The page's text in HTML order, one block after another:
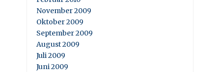
November 2009
Oktober 2009
September 2009
August 2009
Juli 2009
Juni 2009